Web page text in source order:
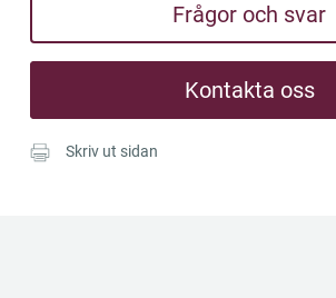
Frågor och svar
Kontakta oss
Skriv ut sidan